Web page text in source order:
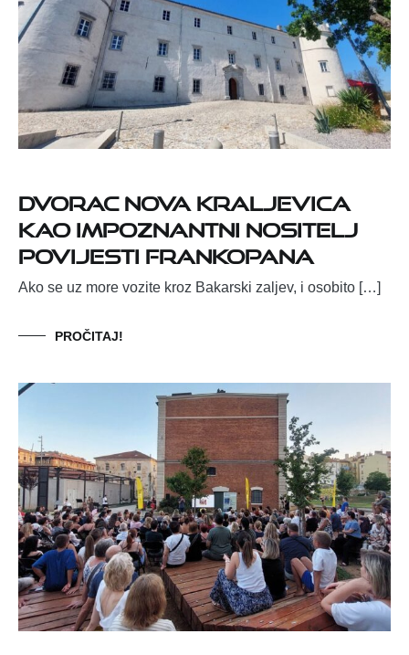
Dvorac Nova Kraljevica
kao impoznantni nositelj
povijesti Frankopana
Ako se uz more vozite kroz Bakarski zaljev, i osobito […]
PROČITAJ!